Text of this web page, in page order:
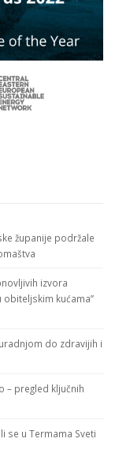
županije podržale
izvora
kućama”
do zdravijih i
– pregled ključnih
se u Termama Sveti